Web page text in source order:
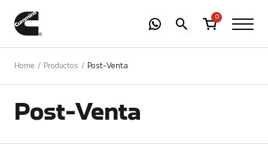
0
Home Productos Post-Venta
Post-Venta